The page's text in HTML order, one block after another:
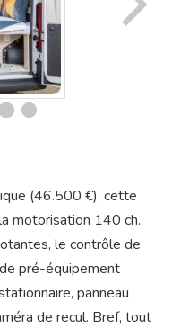
(46.500 €), cette
motorisation 140 ch.,
le contrôle de
pré-équipement
panneau
de recul. Bref, tout